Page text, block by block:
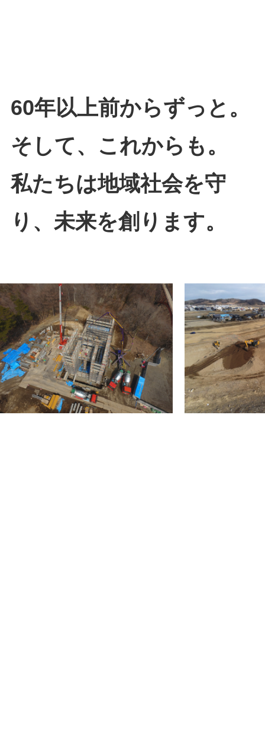
60年以上前からずっと。
そして、これからも。
私たちは地域社会を守
り、未来を創ります。